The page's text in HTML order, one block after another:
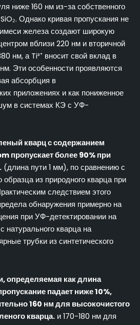
ниже 160 нм из-за собственного
Однако кривая пропускания не
железа создают широкую
вблизи 220 нм и вторичной
нм, а Ti³⁺ вносит свой вклад в
Эти особенности проявляются
абсорбция в
приложениях и как пониженное
в системах КЭ с УФ-
кварц с содержанием
пропускает более 90% при
(длина пути 1 мм), по сравнению с
из природного кварца при
следствием этого
обнаружения примерно на
при УФ-детектировании на
натурального кварца на
трубки из синтетического
определяемая как длина
падает ниже 10%,
160 нм для высокочистого
кварца. и 170-180 нм для